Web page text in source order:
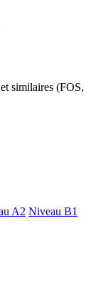
similaires (FOS,
A2 Niveau B1